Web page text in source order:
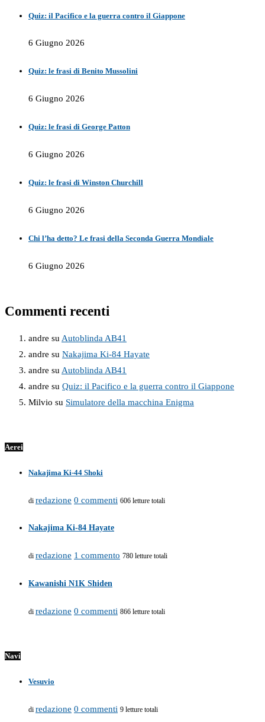
Quiz: il Pacifico e la guerra contro il Giappone
6 Giugno 2026
Quiz: le frasi di Benito Mussolini
6 Giugno 2026
Quiz: le frasi di George Patton
6 Giugno 2026
Quiz: le frasi di Winston Churchill
6 Giugno 2026
Chi l’ha detto? Le frasi della Seconda Guerra Mondiale
6 Giugno 2026
Commenti recenti
andre su Autoblinda AB41
andre su Nakajima Ki-84 Hayate
andre su Autoblinda AB41
andre su Quiz: il Pacifico e la guerra contro il Giappone
Milvio su Simulatore della macchina Enigma
Aerei
Nakajima Ki-44 Shoki
di redazione 0 commenti 606 letture totali
Nakajima Ki-84 Hayate
di redazione 1 commento 780 letture totali
Kawanishi N1K Shiden
di redazione 0 commenti 866 letture totali
Navi
Vesuvio
di redazione 0 commenti 9 letture totali